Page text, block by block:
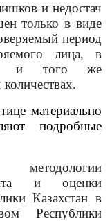
и недостач
только в виде
период
лица, в
и того же
материально
подробные
и оценки
Казахстан в
Республики